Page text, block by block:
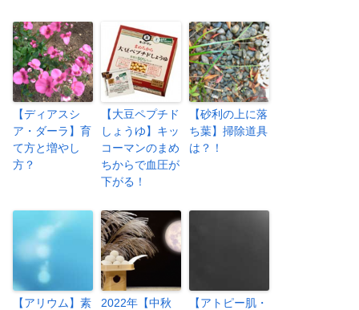
【ディアスシ
ア・ダーラ】育
て方と増やし
方？
【大豆ペプチド
しょうゆ】キッ
コーマンのまめ
ちからで血圧が
下がる！
【砂利の上に落
ち葉】掃除道具
は？！
【アリウム】素
2022年【中秋
【アトピー肌・